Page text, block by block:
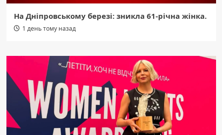
На Дніпровському березі: зникла 61-річна жінка.
1 день тому назад